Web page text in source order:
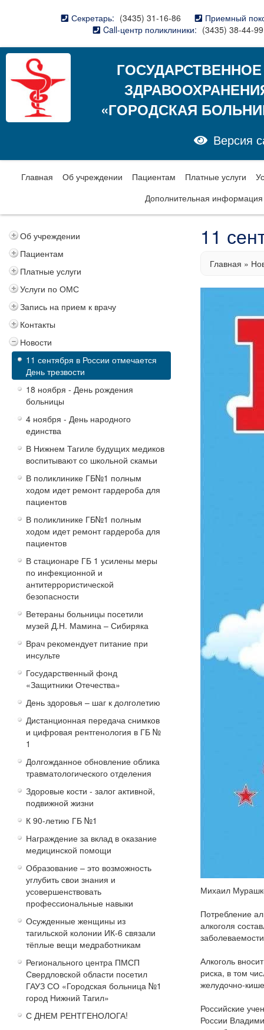
Секретарь: (3435) 31-16-86
Приемный
Call-центр поликлиники: (3435) 38-44-99
«ГОРОДСКАЯ
Версия
Главная Об учреждении Пациентам Платные услуги
Дополнительная информация
Об учреждении
Пациентам
Платные услуги
Услуги по ОМС
Запись на прием к врачу
Контакты
Новости
11 сентября в России отмечается
День трезвости
18 ноября - День рождения
больницы
4 ноября - День народного
единства
В Нижнем Тагиле будущих медиков
воспитывают со школьной скамьи
В поликлинике ГБ№1 полным
ходом идет ремонт гардероба для
пациентов
В поликлинике ГБ№1 полным
ходом идет ремонт гардероба для
пациентов
В стационаре ГБ 1 усилены меры
по инфекционной и
антитеррористической
безопасности
Ветераны больницы посетили
музей Д.Н. Мамина – Сибиряка
Врач рекомендует питание при
инсульте
Государственный фонд
«Защитники Отечества»
День здоровья – шаг к долголетию
Дистанционная передача снимков
и цифровая рентгенология в ГБ №
1
Долгожданное обновление облика
травматологического отделения
Здоровые кости - залог активной,
подвижной жизни
К 90-летию ГБ №1
Награждение за вклад в оказание
медицинской помощи
Образование – это возможность
углубить свои знания и
усовершенствовать
профессиональные навыки
Осужденные женщины из
тагильской колонии ИК-6 связали
тёплые вещи медработникам
Регионального центра ПМСП
Свердловской области посетил
ГАУЗ СО «Городская больница №1
город Нижний Тагил»
С ДНЕМ РЕНТГЕНОЛОГА!
11
Главная »
Михаил
Потребление
алкоголя
Алкоголь
риска, в том
желудочно-
Российские
России